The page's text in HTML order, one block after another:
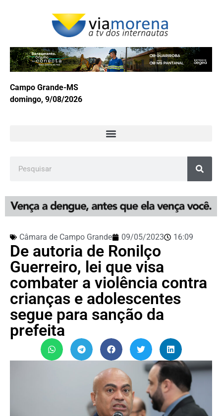
Campo Grande-MS
domingo, 9/08/2026
Câmara de Campo Grande 09/05/2023 16:09
De autoria de Ronilço
Guerreiro, lei que visa
combater a violência contra
crianças e adolescentes
segue para sanção da
prefeita